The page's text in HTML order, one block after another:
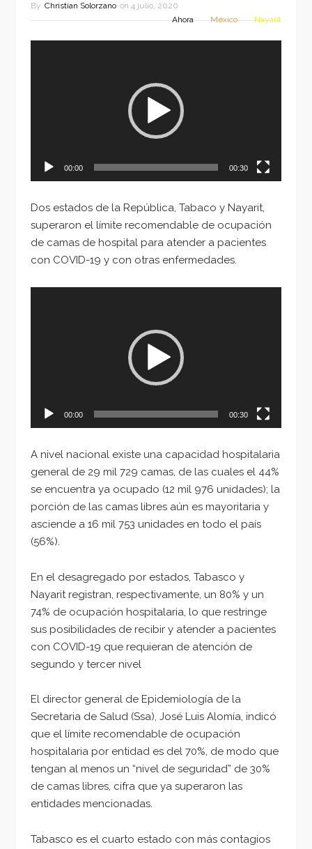
By Christian Solorzano on 4 julio, 2020
Ahora
México Nayarit
00:00 00:30
Dos estados de la República, Tabaco y Nayarit,
superaron el límite recomendable de ocupación
de camas de hospital para atender a pacientes
con COVID-19 y con otras enfermedades.
00:00 00:30
A nivel nacional existe una capacidad hospitalaria
general de 29 mil 729 camas, de las cuales el 44%
se encuentra ya ocupado (12 mil 976 unidades); la
porción de las camas libres aún es mayoritaria y
asciende a 16 mil 753 unidades en todo el país
(56%).
En el desagregado por estados, Tabasco y
Nayarit registran, respectivamente, un 80% y un
74% de ocupación hospitalaria, lo que restringe
sus posibilidades de recibir y atender a pacientes
con COVID-19 que requieran de atención de
segundo y tercer nivel
El director general de Epidemiología de la
Secretaria de Salud (Ssa), José Luis Alomía, indicó
que el límite recomendable de ocupación
hospitalaria por entidad es del 70%, de modo que
tengan al menos un “nivel de seguridad” de 30%
de camas libres, cifra que ya superaron las
entidades mencionadas.
Tabasco es el cuarto estado con más contagios